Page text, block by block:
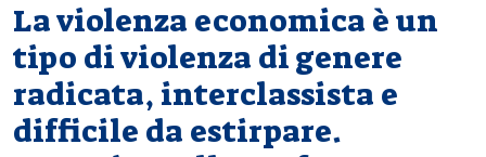
La violenza economica è un
tipo di violenza di genere
radicata, interclassista e
difficile da estirpare.